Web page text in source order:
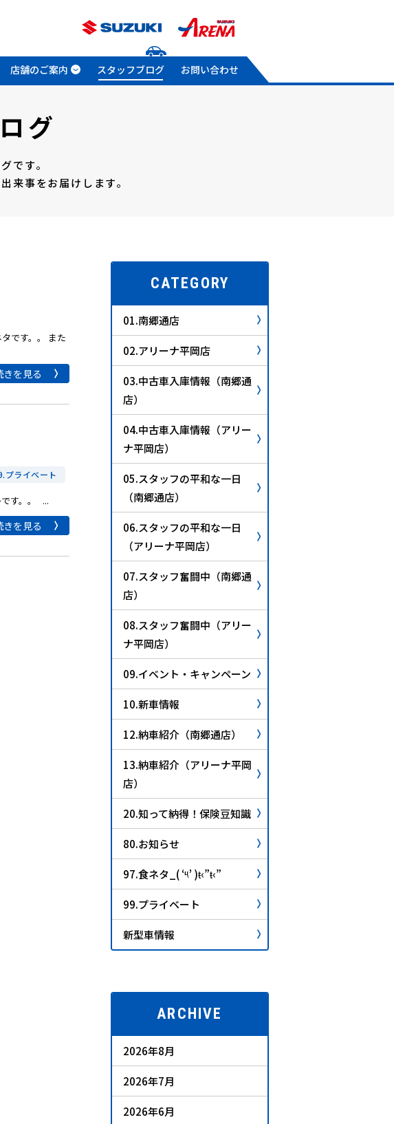
店舗のご案内 スタッフブログ お問い合わせ
グ
です。
来事をお届けします。
です。。 また
きを見る
プライベート
す。。 ...
きを見る
CATEGORY
01.南郷通店
02.アリーナ平岡店
03.中古車入庫情報（南郷通
店）
04.中古車入庫情報（アリー
ナ平岡店）
05.スタッフの平和な一日
（南郷通店）
06.スタッフの平和な一日
（アリーナ平岡店）
07.スタッフ奮闘中（南郷通
店）
08.スタッフ奮闘中（アリー
ナ平岡店）
09.イベント・キャンペーン
10.新車情報
12.納車紹介（南郷通店）
13.納車紹介（アリーナ平岡
店）
20.知って納得！保険豆知識
80.お知らせ
97.食ネタ_( ‘༥’ )ŧ‹”ŧ‹”
99.プライベート
新型車情報
ARCHIVE
2026年8月
2026年7月
2026年6月